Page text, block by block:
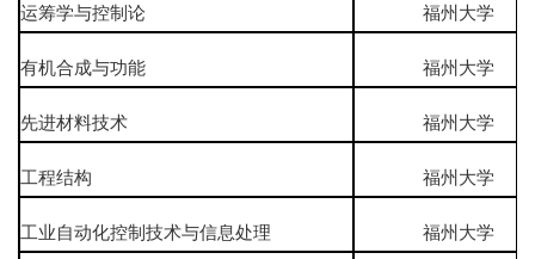
运筹学与控制论 福州大学
有机合成与功能 福州大学
先进材料技术 福州大学
工程结构 福州大学
工业自动化控制技术与信息处理 福州大学